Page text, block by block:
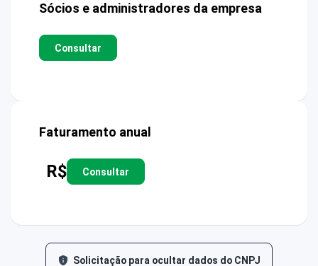
Sócios e administradores da empresa
Consultar
Faturamento anual
R$ Consultar
Solicitação para ocultar dados do CNPJ